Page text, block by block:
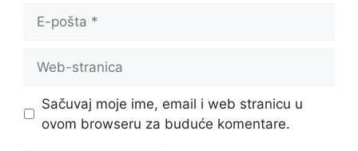
Sačuvaj moje ime, email i web stranicu u
ovom browseru za buduće komentare.